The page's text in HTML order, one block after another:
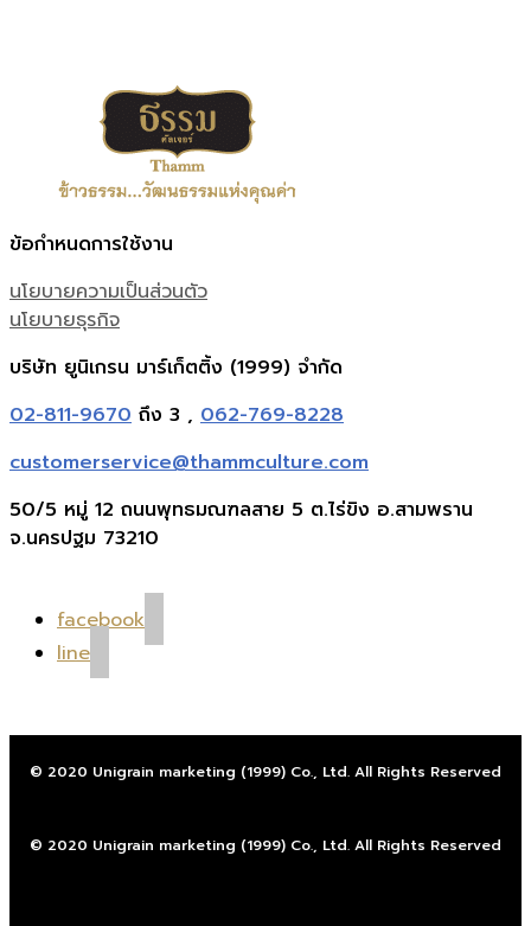
ข้อกำหนดการใช้งาน
นโยบายความเป็นส่วนตัว
นโยบายธุรกิจ
บริษัท ยูนิเกรน มาร์เก็ตติ้ง (1999) จำกัด
02-811-9670 ถึง 3 , 062-769-8228
customerservice@thammculture.com
50/5 หมู่ 12 ถนนพุทธมณฑลสาย 5 ต.ไร่ขิง อ.สามพราน
จ.นครปฐม 73210
facebook
line
© 2020 Unigrain marketing (1999) Co., Ltd. All Rights Reserved
© 2020 Unigrain marketing (1999) Co., Ltd. All Rights Reserved